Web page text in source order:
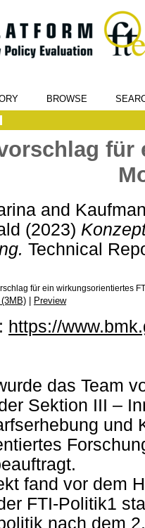
BROWSE
für
and
(2023)
Technical
für ein wirkungsorientiertes
| Preview
https://
das Team
Sektion III –
und
fand vor dem
FTI-Politik1
nach dem